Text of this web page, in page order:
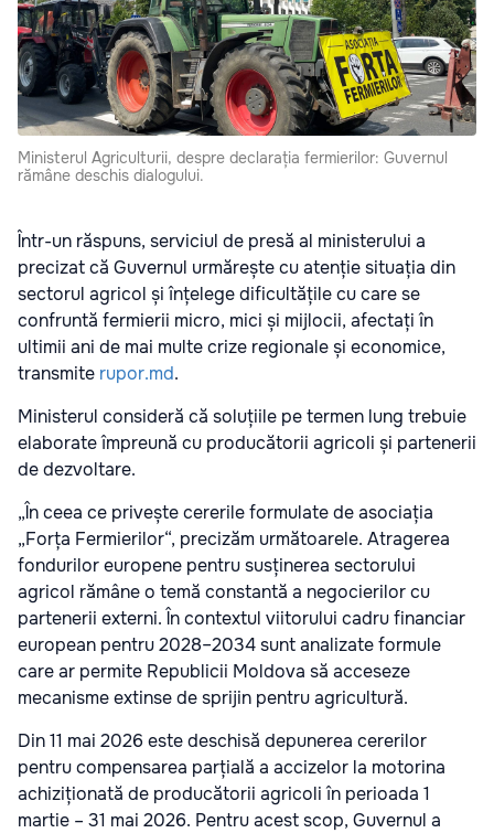
Ministerul Agriculturii, despre declarația fermierilor: Guvernul
rămâne deschis dialogului.
Într-un răspuns, serviciul de presă al ministerului a
precizat că Guvernul urmărește cu atenție situația din
sectorul agricol și înțelege dificultățile cu care se
confruntă fermierii micro, mici și mijlocii, afectați în
ultimii ani de mai multe crize regionale și economice,
transmite rupor.md.
Ministerul consideră că soluțiile pe termen lung trebuie
elaborate împreună cu producătorii agricoli și partenerii
de dezvoltare.
„În ceea ce privește cererile formulate de asociația
„Forța Fermierilor“, precizăm următoarele. Atragerea
fondurilor europene pentru susținerea sectorului
agricol rămâne o temă constantă a negocierilor cu
partenerii externi. În contextul viitorului cadru financiar
european pentru 2028–2034 sunt analizate formule
care ar permite Republicii Moldova să acceseze
mecanisme extinse de sprijin pentru agricultură.
Din 11 mai 2026 este deschisă depunerea cererilor
pentru compensarea parțială a accizelor la motorina
achiziționată de producătorii agricoli în perioada 1
martie – 31 mai 2026. Pentru acest scop, Guvernul a